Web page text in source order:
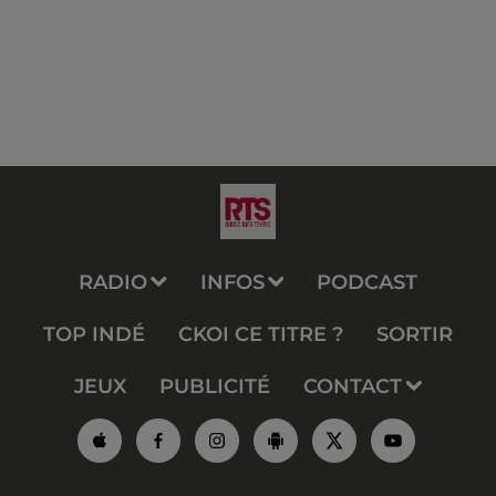
RADIO INFOS PODCAST
TOP INDÉ CKOI CE TITRE ? SORTIR
JEUX PUBLICITÉ CONTACT